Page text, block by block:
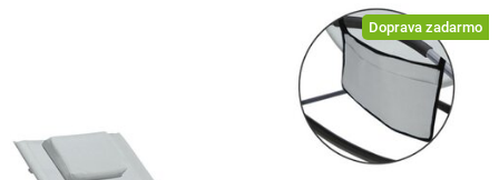
Doprava zadarmo